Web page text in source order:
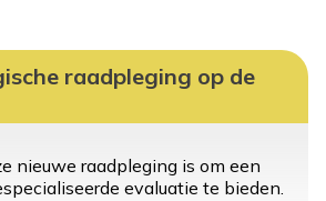
raadpleging op de
nieuwe raadpleging is om een
evaluatie te bieden.